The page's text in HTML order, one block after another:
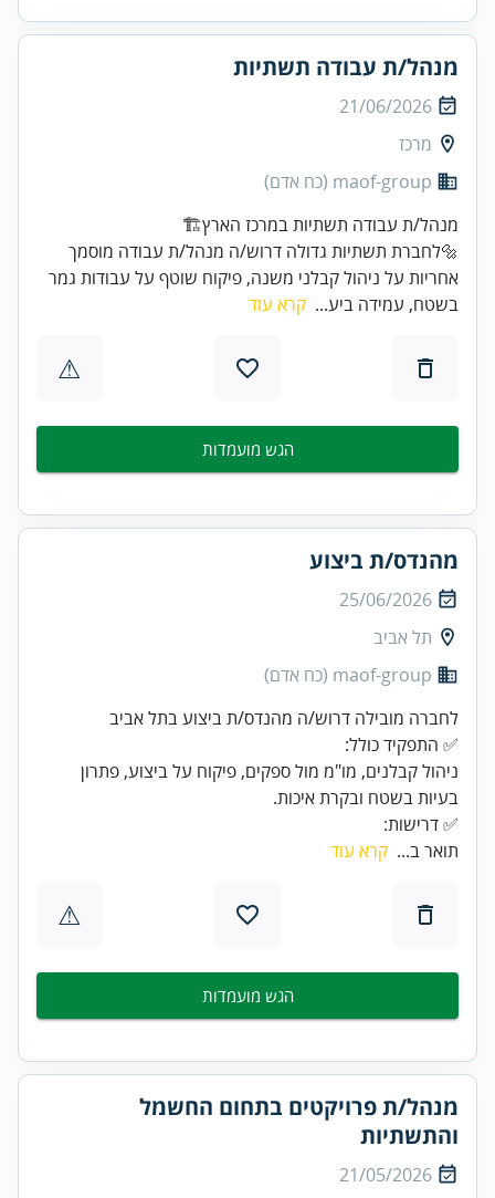
מנהל/ת עבודה תשתיות
21/06/2026
מרכז
maof-group (כח אדם)
🔩לחברת תשתיות גדולה דרוש/ה מנהל/ת עבודה מוסמך
אחריות על ניהול קבלני משנה, פיקוח שוטף על עבודות גמר
בשטח, עמידה ביע... קרא עוד
⚠
הגש מועמדות
מהנדס/ת ביצוע
25/06/2026
תל אביב
maof-group (כח אדם)
ניהול קבלנים, מו"מ מול ספקים, פיקוח על ביצוע, פתרון
✅ דרישות:
תואר ב... קרא עוד
⚠
הגש מועמדות
מנהל/ת פרויקטים בתחום החשמל
והתשתיות
21/05/2026